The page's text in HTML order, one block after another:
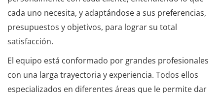
cada uno necesita, y adaptándose a sus preferencias,
presupuestos y objetivos, para lograr su total
satisfacción.
El equipo está conformado por grandes profesionales
con una larga trayectoria y experiencia. Todos ellos
especializados en diferentes áreas que le permite dar